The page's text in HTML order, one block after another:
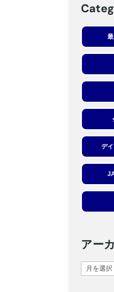
デ
アー
ア